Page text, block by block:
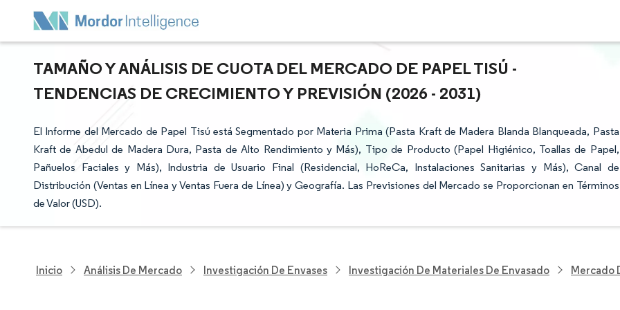
TAMAÑO Y ANÁLISIS DE CUOTA DEL MERCADO DE PAPEL TISÚ -
TENDENCIAS DE CRECIMIENTO Y PREVISIÓN (2026 - 2031)
El Informe del Mercado de Papel Tisú está Segmentado por Materia Prima (Pasta Kraft de Madera Blanda Blanqueada, Pasta
Kraft de Abedul de Madera Dura, Pasta de Alto Rendimiento y Más), Tipo de Producto (Papel Higiénico, Toallas de Papel,
Pañuelos Faciales y Más), Industria de Usuario Final (Residencial, HoReCa, Instalaciones Sanitarias y Más), Canal de
Distribución (Ventas en Línea y Ventas Fuera de Línea) y Geografía. Las Previsiones del Mercado se Proporcionan en Términos
de Valor (USD).
Inicio Análisis De Mercado Investigación De Envases Investigación De Materiales De Envasado Mercado